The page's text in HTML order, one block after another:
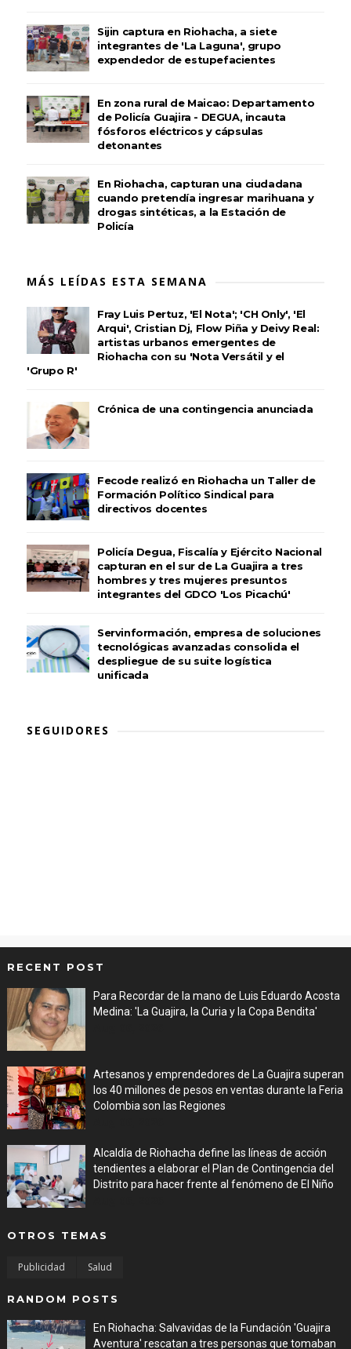
Sijin captura en Riohacha, a siete
integrantes de 'La Laguna', grupo
expendedor de estupefacientes
En zona rural de Maicao: Departamento
de Policía Guajira - DEGUA, incauta
fósforos eléctricos y cápsulas
detonantes
En Riohacha, capturan una ciudadana
cuando pretendía ingresar marihuana y
drogas sintéticas, a la Estación de
Policía
MÁS LEÍDAS ESTA SEMANA
Fray Luis Pertuz, 'El Nota'; 'CH Only', 'El
Arqui', Cristian Dj, Flow Piña y Deivy Real:
artistas urbanos emergentes de
Riohacha con su 'Nota Versátil y el
'Grupo R'
Crónica de una contingencia anunciada
Fecode realizó en Riohacha un Taller de
Formación Político Sindical para
directivos docentes
Policía Degua, Fiscalía y Ejército Nacional
capturan en el sur de La Guajira a tres
hombres y tres mujeres presuntos
integrantes del GDCO 'Los Picachú'
Servinformación, empresa de soluciones
tecnológicas avanzadas consolida el
despliegue de su suite logística
unificada
SEGUIDORES
RECENT POST
Para Recordar de la mano de Luis Eduardo Acosta
Medina: 'La Guajira, la Curia y la Copa Bendita'
Artesanos y emprendedores de La Guajira superan
los 40 millones de pesos en ventas durante la Feria
Colombia son las Regiones
Alcaldía de Riohacha define las líneas de acción
tendientes a elaborar el Plan de Contingencia del
Distrito para hacer frente al fenómeno de El Niño
OTROS TEMAS
Publicidad Salud
RANDOM POSTS
En Riohacha: Salvavidas de la Fundación 'Guajira
Aventura' rescatan a tres personas que tomaban